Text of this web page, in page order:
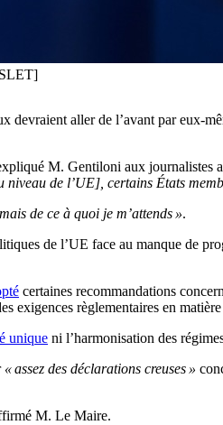
aller de l’avant par eux-
M. Gentiloni aux journalistes
de l’UE], certains États
de ce à quoi je m’attends ».
de l’UE face au manque de
certaines recommandations
exigences règlementaires en
unique ni l’harmonisation des
« assez des déclarations creuses »
M. Le Maire.